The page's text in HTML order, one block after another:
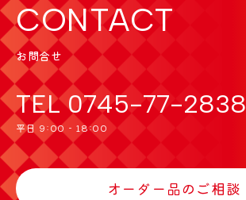
CONTACT
お問合せ
TEL0745-77-2838
平日 9:00 - 18:00
オーダー品のご相談